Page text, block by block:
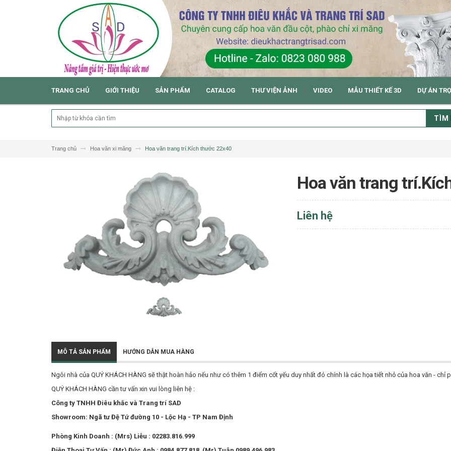
TRANG CHỦ GIỚI THIỆU SẢN PHẨM CATALOG THƯ VIỆN ẢNH VIDEO MẪU THIẾT KẾ 3D DỰ ÁN
TÌM
Trang chủ Hoa văn xi măng Hoa văn trang trí.Kích thước 22x40
Hoa văn trang
Liên hệ
MÔ TẢ SẢN PHẨM HƯỚNG DẪN MUA HÀNG
Ngôi nhà của QUÝ KHÁCH HÀNG sẽ thật hoàn hảo nếu như có thêm 1 điểm cốt yếu duy nhất đó chính là các họa tiết nhỏ của hoa văn - chỉ
QUÝ KHÁCH HÀNG cần tư vấn xin vui lòng liên hệ :
Công ty TNHH Điêu khắc và Trang trí SAD
Showroom: Ngã tư Đệ Tứ đường 10 - Lộc Hạ - TP Nam Định
Phòng Kinh Doanh : (Mrs) Liễu : 02283.816.999